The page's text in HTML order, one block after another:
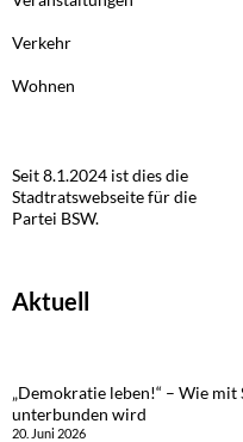
Verkehr
Wohnen
Seit 8.1.2024 ist dies die
Stadtratswebseite für die
Partei BSW.
Aktuell
„Demokratie leben!“ – Wie
unterbunden wird
20. Juni 2026